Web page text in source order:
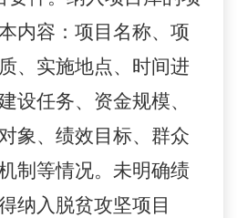
内容：项目名称、项
、实施地点、时间进
设任务、资金规模、
象、绩效目标、群众
制等情况。未明确绩
纳入脱贫攻坚项目